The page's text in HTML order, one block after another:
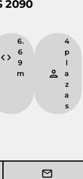
2090
6.
6
9
m
4
p
l
a
z
a
s